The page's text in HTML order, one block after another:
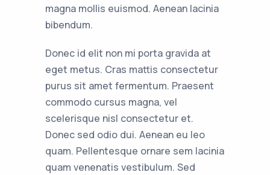
magna mollis euismod. Aenean lacinia
bibendum.
Donec id elit non mi porta gravida at
eget metus. Cras mattis consectetur
purus sit amet fermentum. Praesent
commodo cursus magna, vel
scelerisque nisl consectetur et.
Donec sed odio dui. Aenean eu leo
quam. Pellentesque ornare sem lacinia
quam venenatis vestibulum. Sed